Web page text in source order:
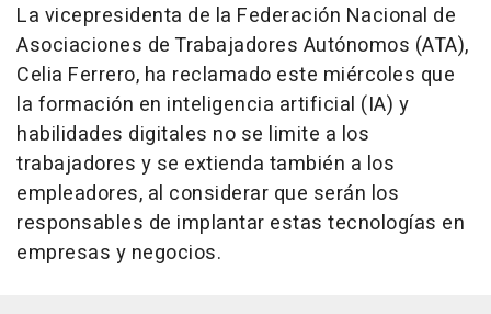
La vicepresidenta de la Federación Nacional de
Asociaciones de Trabajadores Autónomos (ATA),
Celia Ferrero, ha reclamado este miércoles que
la formación en inteligencia artificial (IA) y
habilidades digitales no se limite a los
trabajadores y se extienda también a los
empleadores, al considerar que serán los
responsables de implantar estas tecnologías en
empresas y negocios.